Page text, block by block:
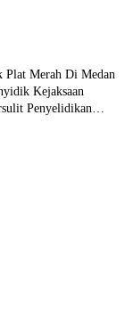
Plat Merah Di Medan
Kejaksaan
Penyelidikan